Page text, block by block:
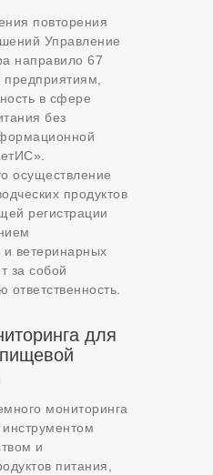
повторения
Управление
направило 67
предприятиям,
в сфере
без
осуществление
продуктов
регистрации
и ветеринарных
за собой
ответственность.
для
мониторинга
и
питания,